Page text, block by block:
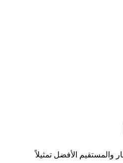
والمستقيم الأفضل تمثيلاً